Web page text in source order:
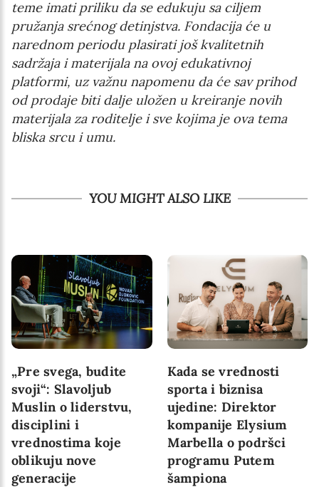
teme imati priliku da se edukuju sa ciljem
pružanja srećnog detinjstva. Fondacija će u
narednom periodu plasirati još kvalitetnih
sadržaja i materijala na ovoj edukativnoj
platformi, uz važnu napomenu da će sav prihod
od prodaje biti dalje uložen u kreiranje novih
materijala za roditelje i sve kojima je ova tema
bliska srcu i umu.
YOU MIGHT ALSO LIKE
„Pre svega, budite
svoji“: Slavoljub
Muslin o liderstvu,
disciplini i
vrednostima koje
oblikuju nove
generacije
Kada se vrednosti
sporta i biznisa
ujedine: Direktor
kompanije Elysium
Marbella o podršci
programu Putem
šampiona